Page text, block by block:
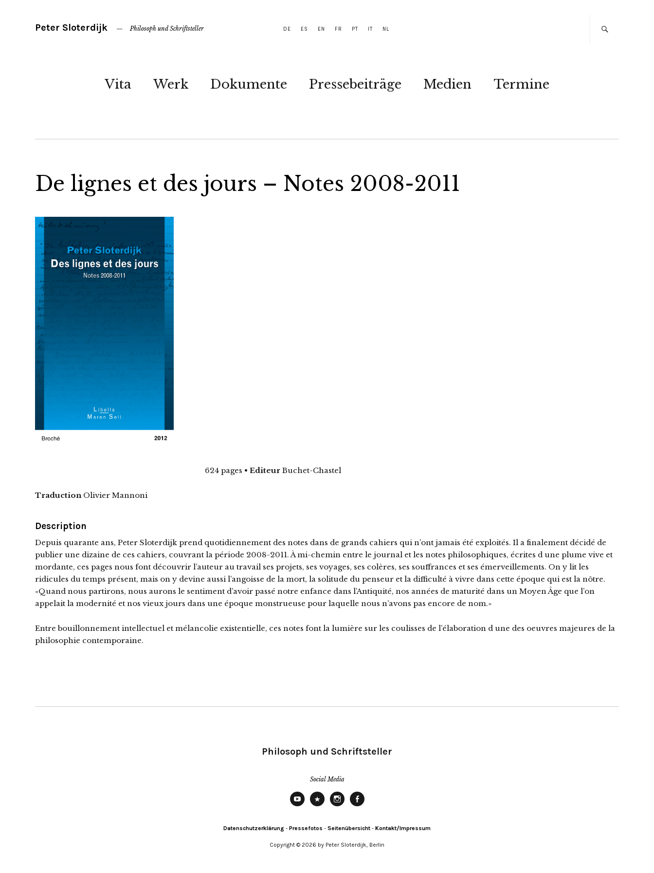
DE ES EN FR PT IT NL
Peter Sloterdijk Philosoph und Schriftsteller
Vita Werk Dokumente Pressebeiträge Medien Termine
De lignes et des jours – Notes 2008-2011
624 pages • Editeur Buchet-Chastel
TraductionOlivier Mannoni
Description
Depuis quarante ans, Peter Sloterdijk prend quotidiennement des notes dans de grands cahiers qui n’ont jamais été exploités. Il a finalement décidé de
publier une dizaine de ces cahiers, couvrant la période 2008-2011. À mi-chemin entre le journal et les notes philosophiques, écrites d une plume vive et
mordante, ces pages nous font découvrir l’auteur au travail ses projets, ses voyages, ses colères, ses souffrances et ses émerveillements. On y lit les
ridicules du temps présent, mais on y devine aussi l’angoisse de la mort, la solitude du penseur et la difficulté à vivre dans cette époque qui est la nôtre.
«Quand nous partirons, nous aurons le sentiment d’avoir passé notre enfance dans l’Antiquité, nos années de maturité dans un Moyen Âge que l’on
appelait la modernité et nos vieux jours dans une époque monstrueuse pour laquelle nous n’avons pas encore de nom.»
Entre bouillonnement intellectuel et mélancolie existentielle, ces notes font la lumière sur les coulisses de l’élaboration d une des oeuvres majeures de la
philosophie contemporaine.
Philosoph und Schriftsteller
Social Media
Datenschutzerklärung - Pressefotos - Seitenübersicht - Kontakt/Impressum
Copyright © 2026 by Peter Sloterdijk, Berlin